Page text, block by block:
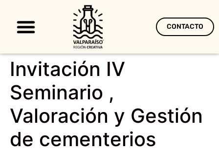
CONTACTO
Invitación IV
Seminario ,
Valoración y Gestión
de cementerios